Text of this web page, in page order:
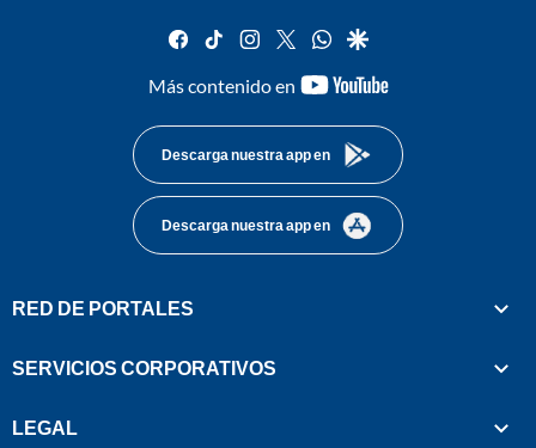
facebook
tiktok instagram
twitterwhatsapp
google
Más contenido en
youtube-
Descarga nuestra app en
Descarga nuestra app en
RED DE PORTALES
SERVICIOS CORPORATIVOS
LEGAL